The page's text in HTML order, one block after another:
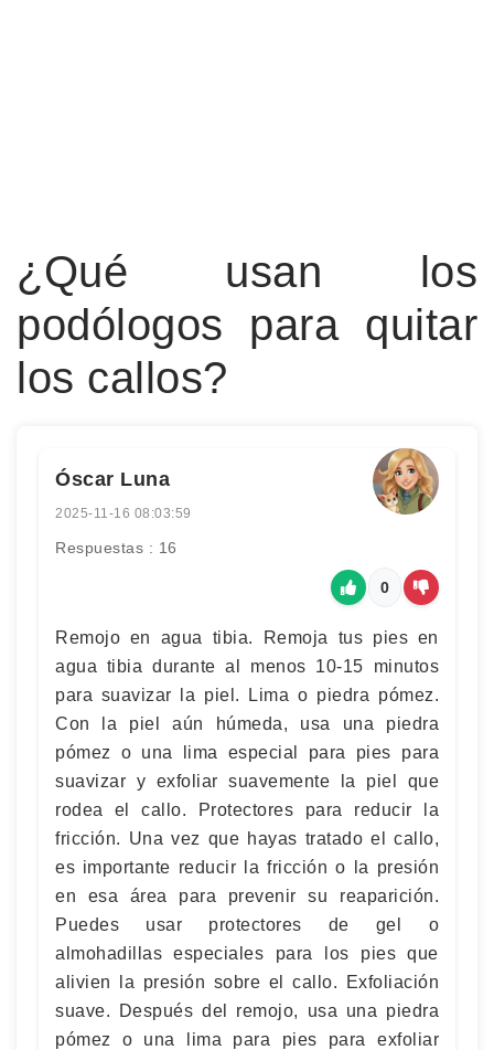
¿Qué usan los
podólogos para quitar
los callos?
Óscar Luna
2025-11-16 08:03:59
Respuestas : 16
0
Remojo en agua tibia. Remoja tus pies en
agua tibia durante al menos 10-15 minutos
para suavizar la piel. Lima o piedra pómez.
Con la piel aún húmeda, usa una piedra
pómez o una lima especial para pies para
suavizar y exfoliar suavemente la piel que
rodea el callo. Protectores para reducir la
fricción. Una vez que hayas tratado el callo,
es importante reducir la fricción o la presión
en esa área para prevenir su reaparición.
Puedes usar protectores de gel o
almohadillas especiales para los pies que
alivien la presión sobre el callo. Exfoliación
suave. Después del remojo, usa una piedra
pómez o una lima para pies para exfoliar